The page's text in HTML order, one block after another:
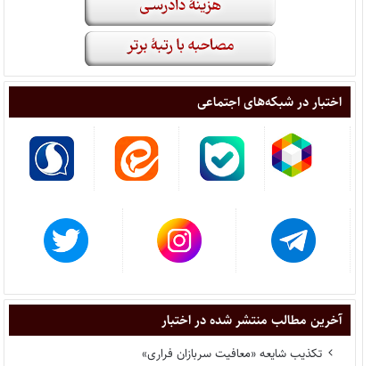
اختبار در شبکه‌های اجتماعی
آخرین مطالب منتشر شده در اختبار
تکذیب شایعه «معافیت سربازان فراری»